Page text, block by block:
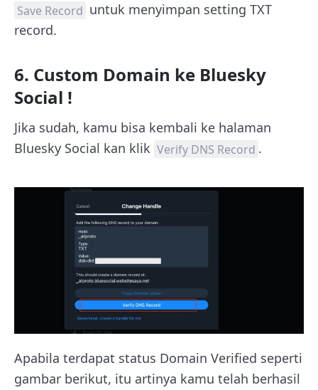
Save Record untuk menyimpan setting TXT
record.
6. Custom Domain ke Bluesky
Social !
Jika sudah, kamu bisa kembali ke halaman
Bluesky Social kan klik Verify DNS Record .
Apabila terdapat status Domain Verified seperti
gambar berikut, itu artinya kamu telah berhasil